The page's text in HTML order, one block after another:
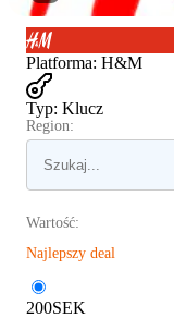
Platforma: H&M
Typ: Klucz
Region:
Wartość:
Najlepszy deal
200SEK